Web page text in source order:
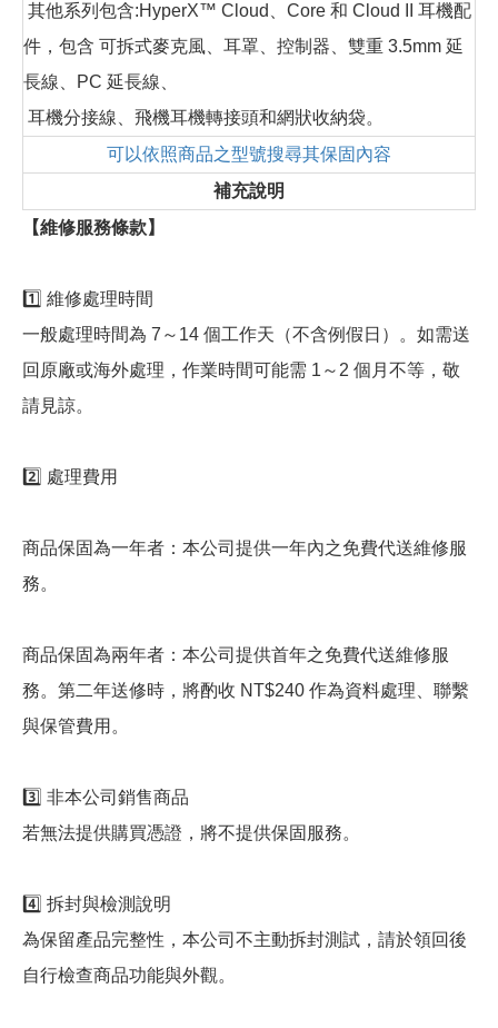
其他系列包含:HyperX™ Cloud、Core 和 Cloud II 耳機配
件，包含 可拆式麥克風、耳罩、控制器、雙重 3.5mm 延
長線、PC 延長線、
耳機分接線、飛機耳機轉接頭和網狀收納袋。
可以依照商品之型號搜尋其保固內容
補充說明
【維修服務條款】
1️⃣ 維修處理時間
一般處理時間為 7～14 個工作天（不含例假日）。如需送
回原廠或海外處理，作業時間可能需 1～2 個月不等，敬
請見諒。
2️⃣ 處理費用
商品保固為一年者：本公司提供一年內之免費代送維修服
務。
商品保固為兩年者：本公司提供首年之免費代送維修服
務。第二年送修時，將酌收 NT$240 作為資料處理、聯繫
與保管費用。
3️⃣ 非本公司銷售商品
若無法提供購買憑證，將不提供保固服務。
4️⃣ 拆封與檢測說明
為保留產品完整性，本公司不主動拆封測試，請於領回後
自行檢查商品功能與外觀。